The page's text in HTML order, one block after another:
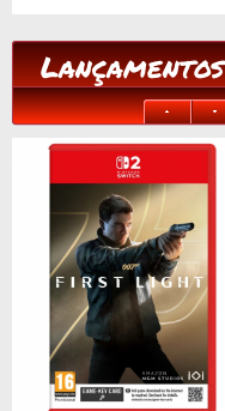
Lançamentos